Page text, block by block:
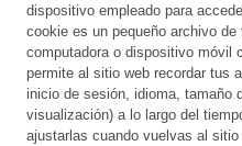
dispositivo empleado para
cookie es un pequeño archivo
computadora o dispositivo móvil
permite al sitio web recordar tus
inicio de sesión, idioma, tamaño
visualización) a lo largo del
ajustarlas cuando vuelvas al